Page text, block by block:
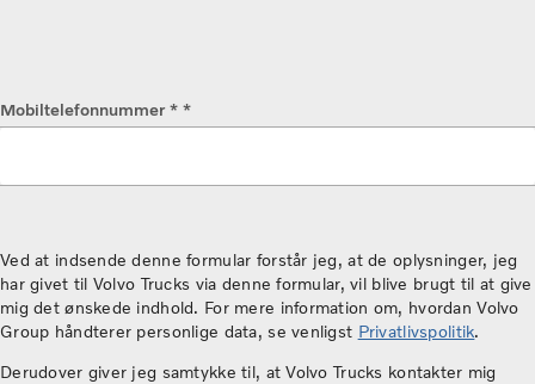
Mobiltelefonnummer * *
Ved at indsende denne formular forstår jeg, at de oplysninger, jeg
har givet til Volvo Trucks via denne formular, vil blive brugt til at give
mig det ønskede indhold. For mere information om, hvordan Volvo
Group håndterer personlige data, se venligst Privatlivspolitik.
Derudover giver jeg samtykke til, at Volvo Trucks kontakter mig